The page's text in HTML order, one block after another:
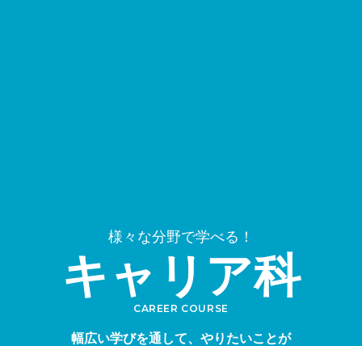
様々な分野で学べる！
キャリア科
CAREER COURSE
幅広い学びを通して、やりたいことが